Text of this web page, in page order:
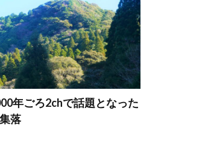
年ごろ2chで話題となった
落